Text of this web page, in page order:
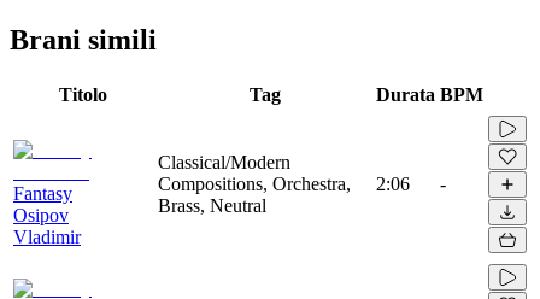
Brani simili
Titolo Tag Durata BPM
Fantasy
Osipov
Vladimir
Classical/Modern
Compositions, Orchestra,
Brass, Neutral
2:06 -